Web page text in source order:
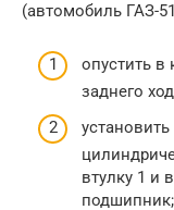
(автомобиль ГАЗ-
опустить в
заднего
втулку 1 и
подшипник;